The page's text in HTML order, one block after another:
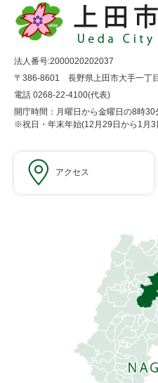
法人番号:2000020202037
〒386-8601 長野県上田市大手一丁
電話 0268-22-4100(代表)
開庁時間：月曜日から金曜日の8時
※祝日・年末年始(12月29日から1月3
アクセス